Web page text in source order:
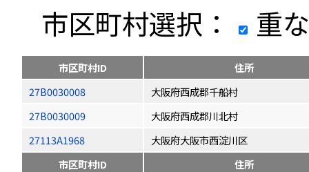
市区町村選択：
重
市区町村ID
住所
27B0030008
大阪府西成郡千船村
27B0030009
大阪府西成郡川北村
27113A1968
大阪府大阪市西淀川区
市区町村ID
住所